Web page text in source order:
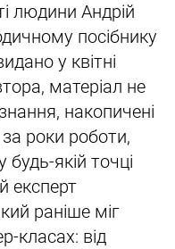
людини Андрій
посібнику
у квітні
матеріал не
накопичені
за роки роботи,
якій точці
експерт
раніше міг
класах: від